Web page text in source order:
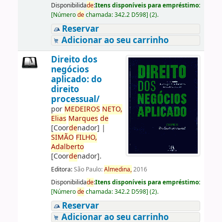
Disponibilidade:Itens disponíveis para empréstimo:
[Númerodechamada:342.2 D598] (2).
Reservar
Adicionar ao seu carrinho
Direito dos
negócios
aplicado: do
direito
processual/
por MEDEIROS NETO,
Elias Marques de
[Coordenador] |
SIMÃO FILHO,
Adalberto
[Coordenador].
Editora:São Paulo:Almedina,2016
Disponibilidade:Itens disponíveis para empréstimo:
[Númerodechamada:342.2 D598] (2).
Reservar
Adicionar ao seu carrinho